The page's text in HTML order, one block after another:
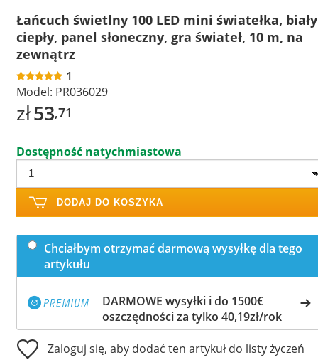
Łańcuch świetlny 100 LED mini światełka, biały
ciepły, panel słoneczny, gra świateł, 10 m, na
zewnątrz
1
Model: PR036029
zł53,71
Dostępność natychmiastowa
DODAJ DO KOSZYKA
Chciałbym otrzymać darmową wysyłkę dla tego
artykułu
DARMOWE wysyłki i do 1500€
oszczędności za tylko 40,19zł/rok
Zaloguj się, aby dodać ten artykuł do listy życzeń